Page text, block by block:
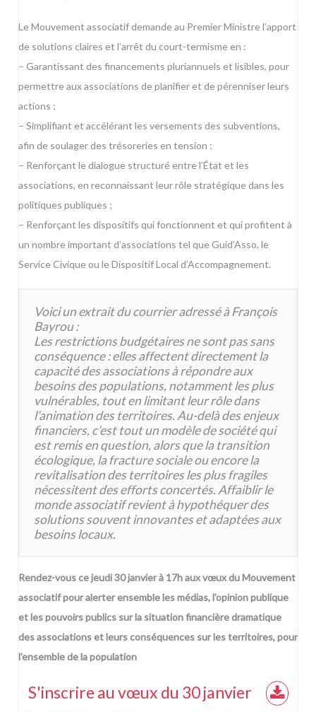
Le Mouvement associatif demande au Premier Ministre l’apport
de solutions claires et l’arrêt du court-termisme en :
– Garantissant des financements pluriannuels et lisibles, pour
permettre aux associations de planifier et de pérenniser leurs
actions ;
– Simplifiant et accélérant les versements des subventions,
afin de soulager des trésoreries en tension ;
– Renforçant le dialogue structuré entre l’État et les
associations, en reconnaissant leur rôle stratégique dans les
politiques publiques ;
– Renforçant les dispositifs qui fonctionnent et qui profitent à
un nombre important d’associations tel que Guid’Asso, le
Service Civique ou le Dispositif Local d’Accompagnement.
Voici un extrait du courrier adressé à François
Bayrou :
Les restrictions budgétaires ne sont pas sans
conséquence : elles affectent directement la
capacité des associations à répondre aux
besoins des populations, notamment les plus
vulnérables, tout en limitant leur rôle dans
l’animation des territoires. Au-delà des enjeux
financiers, c’est tout un modèle de société qui
est remis en question, alors que la transition
écologique, la fracture sociale ou encore la
revitalisation des territoires les plus fragiles
nécessitent des efforts concertés. Affaiblir le
monde associatif revient à hypothéquer des
solutions souvent innovantes et adaptées aux
besoins locaux.
Rendez-vous ce jeudi 30 janvier à 17h aux vœux du Mouvement
associatif pour alerter ensemble les médias, l’opinion publique
et les pouvoirs publics sur la situation financière dramatique
des associations et leurs conséquences sur les territoires, pour
l’ensemble de la population
S'inscrire au vœux du 30 janvier